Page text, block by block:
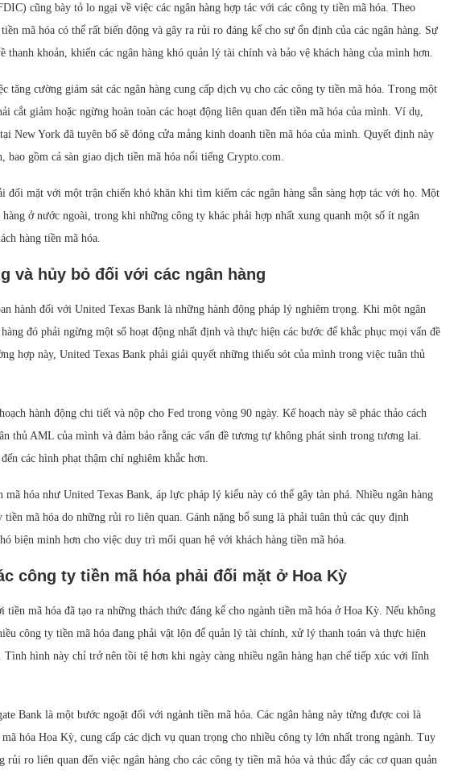
cũng bày tỏ lo ngại về việc các ngân hàng hợp tác với các công ty tiền mã hóa. Theo
mã hóa có thể rất biến động và gây ra rủi ro đáng kể cho sự ổn định của các ngân hàng. Sự
thanh khoản, khiến các ngân hàng khó quản lý tài chính và bảo vệ khách hàng của mình hơn.
tăng cường giám sát các ngân hàng cung cấp dịch vụ cho các công ty tiền mã hóa. Trong một
cắt giảm hoặc ngừng hoàn toàn các hoạt động liên quan đến tiền mã hóa của mình. Ví dụ,
New York đã tuyên bố sẽ đóng cửa mảng kinh doanh tiền mã hóa của mình. Quyết định này
bao gồm cả sàn giao dịch tiền mã hóa nổi tiếng Crypto.com.
đối mặt với một trận chiến khó khăn khi tìm kiếm các ngân hàng sẵn sàng hợp tác với họ. Một
ở nước ngoài, trong khi những công ty khác phải hợp nhất xung quanh một số ít ngân
hàng tiền mã hóa.
và hủy bỏ đối với các ngân hàng
hành đối với United Texas Bank là những hành động pháp lý nghiêm trọng. Khi một ngân
đó phải ngừng một số hoạt động nhất định và thực hiện các bước để khắc phục mọi vấn đề
hợp này, United Texas Bank phải giải quyết những thiếu sót của mình trong việc tuân thủ
hành động chi tiết và nộp cho Fed trong vòng 90 ngày. Kế hoạch này sẽ phác thảo cách
thủ AML của mình và đảm bảo rằng các vấn đề tương tự không phát sinh trong tương lai.
các hình phạt thậm chí nghiêm khắc hơn.
hóa như United Texas Bank, áp lực pháp lý kiểu này có thể gây tàn phá. Nhiều ngân hàng
mã hóa do những rủi ro liên quan. Gánh nặng bổ sung là phải tuân thủ các quy định
biện minh hơn cho việc duy trì mối quan hệ với khách hàng tiền mã hóa.
công ty tiền mã hóa phải đối mặt ở Hoa Kỳ
tiền mã hóa đã tạo ra những thách thức đáng kể cho ngành tiền mã hóa ở Hoa Kỳ. Nếu không
công ty tiền mã hóa đang phải vật lộn để quản lý tài chính, xử lý thanh toán và thực hiện
Tình hình này chỉ trở nên tồi tệ hơn khi ngày càng nhiều ngân hàng hạn chế tiếp xúc với lĩnh
Bank là một bước ngoặt đối với ngành tiền mã hóa. Các ngân hàng này từng được coi là
hóa Hoa Kỳ, cung cấp các dịch vụ quan trọng cho nhiều công ty lớn nhất trong ngành. Tuy
rủi ro liên quan đến việc ngân hàng cho các công ty tiền mã hóa và thúc đẩy các cơ quan quản